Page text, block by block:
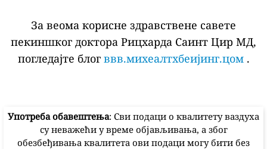
За веома корисне здравствене савете
пекиншког доктора Рицхарда Саинт Цир МД,
погледајте блог ввв.михеалтхбеијинг.цом.
Употреба обавештења: Сви подаци о квалитету ваздуха
су неважећи у време објављивања, а због
обезбеђивања квалитета ови подаци могу бити без